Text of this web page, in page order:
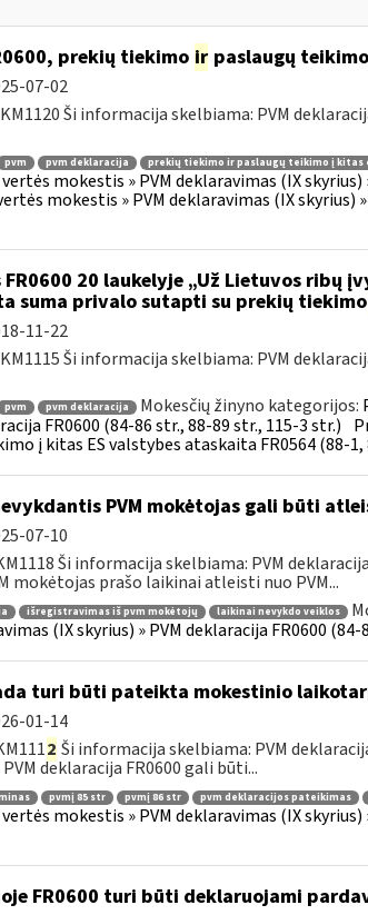
prekių tiekimo irpaslaugų
07-02
Ši informacija skelbiama: PVM
pvm pvm deklaracija prekių tiekimo ir paslaugų teikimo į kitas
mokestis » PVM deklaravimas (IX skyrius)
mokestis » PVM deklaravimas (IX
20 laukelyje „Už Lietuvos ribų
suma privalo sutapti su prekių tiekimo
11-22
Ši informacija skelbiama: PVM
pvm pvm deklaracija Mokesčių žinyno kategorijos:
FR0600 (84-86 str., 88-89 str., 115-3 str.)
į kitas ES valstybes ataskaita FR0564 (88-1,
PVM mokėtojas gali būti
07-10
Ši informacija skelbiama: PVM
mokėtojas prašo laikinai atleisti nuo PVM...
išregistravimas iš pvm mokėtojų laikinai nevykdo veiklos
(IX skyrius) » PVM deklaracija FR0600
turi būti pateikta mokestinio
01-14
2 Ši informacija skelbiama: PVM
deklaracija FR0600 gali būti...
pvmį 85 str pvmį 86 str pvm deklaracijos pateikimas
mokestis » PVM deklaravimas (IX skyrius)
FR0600 turi būti deklaruojami